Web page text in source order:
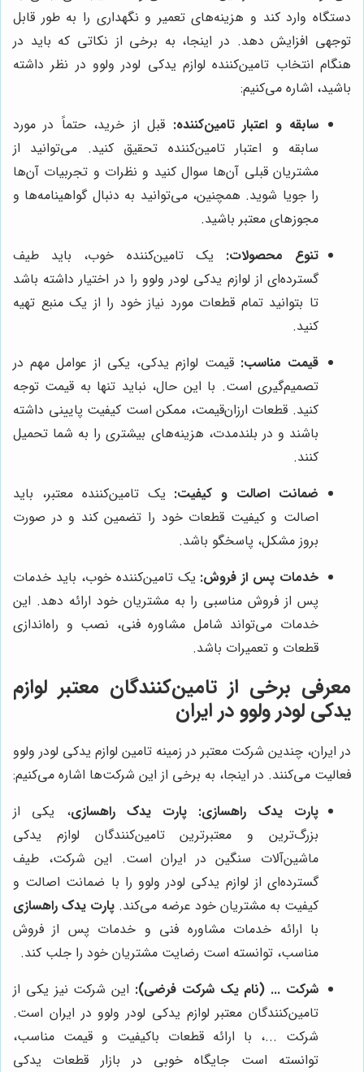
دستگاه وارد کند و هزینه‌های تعمیر و نگهداری را به طور قابل
توجهی افزایش دهد. در اینجا، به برخی از نکاتی که باید در
هنگام انتخاب تامین‌کننده لوازم یدکی لودر ولوو در نظر داشته
باشید، اشاره می‌کنیم:
سابقه و اعتبار تامین‌کننده: قبل از خرید، حتماً در مورد
سابقه و اعتبار تامین‌کننده تحقیق کنید. می‌توانید از
مشتریان قبلی آن‌ها سوال کنید و نظرات و تجربیات آن‌ها
را جویا شوید. همچنین، می‌توانید به دنبال گواهینامه‌ها و
مجوزهای معتبر باشید.
تنوع محصولات: یک تامین‌کننده خوب، باید طیف
گسترده‌ای از لوازم یدکی لودر ولوو را در اختیار داشته باشد
تا بتوانید تمام قطعات مورد نیاز خود را از یک منبع تهیه
کنید.
قیمت مناسب: قیمت لوازم یدکی، یکی از عوامل مهم در
تصمیم‌گیری است. با این حال، نباید تنها به قیمت توجه
کنید. قطعات ارزان‌قیمت، ممکن است کیفیت پایینی داشته
باشند و در بلندمدت، هزینه‌های بیشتری را به شما تحمیل
کنند.
ضمانت اصالت و کیفیت: یک تامین‌کننده معتبر، باید
اصالت و کیفیت قطعات خود را تضمین کند و در صورت
بروز مشکل، پاسخگو باشد.
خدمات پس از فروش: یک تامین‌کننده خوب، باید خدمات
پس از فروش مناسبی را به مشتریان خود ارائه دهد. این
خدمات می‌تواند شامل مشاوره فنی، نصب و راه‌اندازی
قطعات و تعمیرات باشد.
معرفی برخی از تامین‌کنندگان معتبر لوازم
یدکی لودر ولوو در ایران
در ایران، چندین شرکت معتبر در زمینه تامین لوازم یدکی لودر ولوو
فعالیت می‌کنند. در اینجا، به برخی از این شرکت‌ها اشاره می‌کنیم:
پارت یدک راهسازی: پارت یدک راهسازی، یکی از
بزرگ‌ترین و معتبرترین تامین‌کنندگان لوازم یدکی
ماشین‌آلات سنگین در ایران است. این شرکت، طیف
گسترده‌ای از لوازم یدکی لودر ولوو را با ضمانت اصالت و
کیفیت به مشتریان خود عرضه می‌کند. پارت یدک راهسازی
با ارائه خدمات مشاوره فنی و خدمات پس از فروش
مناسب، توانسته است رضایت مشتریان خود را جلب کند.
شرکت ... (نام یک شرکت فرضی): این شرکت نیز یکی از
تامین‌کنندگان معتبر لوازم یدکی لودر ولوو در ایران است.
شرکت ...، با ارائه قطعات باکیفیت و قیمت مناسب،
توانسته است جایگاه خوبی در بازار قطعات یدکی